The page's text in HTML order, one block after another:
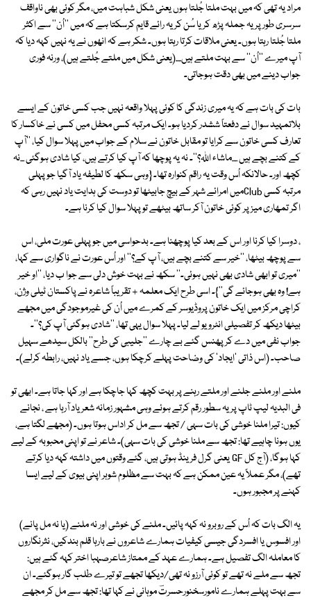
مراد یہ تھی کہ میں بہت ملتا جُلتا ہوں یعنی شکل شباہت میں، مگر کوئی بھی ناواقف
سرسری طور پر یہ جملہ پڑھ کر یا سُن کر یہ رائے قایم کرسکتا ہے کہ میں ''اُن'' سے اکثر
ملتا جُلتا رہتا ہوں۔ یعنی ملاقات کرتا رہتا ہوں۔ شکر ہے کہ انھوں نے یہ نہیں کہہ دیا کہ
آپ میرے ''اُن'' سے بہت ملتے ہیں....(یعنی شکل میں ملتے جُلتے ہیں)، ورنہ فوری
جواب دینے میں بھی دقت ہوجاتی۔
بات کی بات ہے کہ یہ میری زندگی کا کوئی پہلا واقعہ نہیں جب کسی خاتون کے ایسے
بلاتمہید سوال نے دفعتاً ششدر کردیا ہو۔ ایک مرتبہ کسی محفل میں کسی نے خاکسار کا
تعارف کسی خاتون سے کرایا تو مقابل خاتون نے سلام کے جواب میں پہلا سوال کیا، ''آپ
کے کتنے بچے ہیں ....ماشاء اللہ؟''۔ نہ یہ پوچھا کہ آپ کیا کرتے ہیں، کیا شادی ہوگئی ...نہ
کچھ اور۔ حالانکہ اُس وقت یہ راقم کنوارہ تھا۔ {وہی سکھ کا لطیفہ یاد آگیا جو پہلی
مرتبہ کسی Clubمیں امرائے شہر کے بیچ جابیٹھا تو دوست کی ہدایت یاد نہیں رہی کہ
اگر تمھاری میز پر کوئی خاتون آکر ساتھ بیٹھے تو پہلا سوال کیا کرنا ہے۔
، دوسرا کیا کرنا اور اس کے بعد کیا پوچھنا ہے۔ بدحواسی میں جو پہلی عورت ملی، اس
سے پوچھ بیٹھا، ''خیر سے کتنے بچے ہیں، آپ کے؟'' اور اُس عورت نے ناگواری سے کہا،
''میری تو ابھی شادی بھی نہیں ہوئی۔'' سکھ نے بہت خوش دلی سے جوا ب دیا، ''او خیر
ہے! وہ بھی ہوجائے گی''}۔ اسی طرح ایک معلمہ + تقریباً شاعرہ نے پاکستان ٹیلی وژن،
کراچی مرکز میں ایک خاتون پروڈیوسر کے کمرے میں اُن کی غیرموجودگی میں مجھے
بیٹھا دیکھ کر تفصیلی انٹرویو لے لیا۔ پہلا سوال یہی تھا، ''شادی ہوگئی آپ کی؟''۔
جواب نفی میں دے کر پھنس گئے بے چارے ''جلیبی کی طرح'' بالکل سیدھے سہیل
صاحب۔ (اس ذاتی 'ایجاد' کی وضاحت پہلے کرچکا ہوں، جسے یاد نہیں، رابطہ کرلے)۔
ملنے اور ملنے جلنے اور ملتے رہنے پر بہت کچھ کہا جاچکا ہے اور کہا جاتا ہے۔ ابھی تو
فی البدیہ لیپ ٹاپ پر یہ سطور رقم کرتے ہوئے وہی مشہور زمانہ شعر یاد آرہا ہے ، نجانے
کیوں: تیرا ملنا خوشی کی بات سہی / تجھ سے مل کر اداس ہوتا ہوں۔ (مجھے لگتا ہے،
یوں ہونا چاہیے تھا: تجھ سے ملنا خوشی کی بات سہی)۔ شاعر نے تو اپنی محبوبہ کے لیے
کہا ہوگا، (آج کل GF یعنی گرل فرینڈ ہوتی ہیں، گئے وقتوں میں داشتہ کہہ دیا کرتے
تھے)، مگر عملاً یہ عین ممکن ہے کہ بہت سے مظلوم شوہر اپنی بیوی کے لیے ایسا
کہنے پر مجبور ہوں۔
یہ الگ بات کہ اُس کے روبرو نہ کہہ پائیں۔ ملنے کی خوشی اور نہ ملنے (یا نہ مل پانے)
اور افسوس یا افسردگی جیسی کیفیات ہمارے شاعروں نے بارہا قلم بندکیں، نثرنگاروں
کا معاملہ الگ تفصیل ہے۔ ہمارے عہد کے ممتاز شاعرصہبا اختر کہہ گئے ہیں:
تجھ سے ملے نہ تھے تو کوئی آرزو نہ تھی/دیکھا تجھے تو تیرے طلب گار ہوگئے۔ ان
سے بہت پہلے ہمارے نامورسخنورحسرتؔ موہانی نے کہا تھا: تجھ سے مل کر مجھے